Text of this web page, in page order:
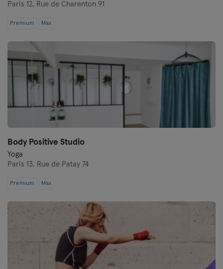
Paris 12, Rue de Charenton 91
Premium Max
Body Positive Studio
Yoga
Paris 13, Rue de Patay 74
Premium Max